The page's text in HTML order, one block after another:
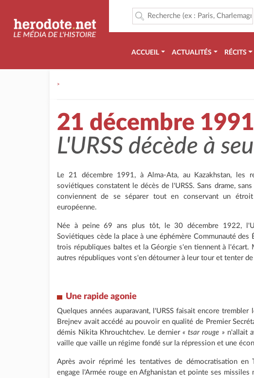
ACCUEIL ACTUALITÉS RÉCITS
>
21 décembre 1991
L'URSS décède à
Le 21 décembre 1991, à Alma-Ata, au Kazakhstan, les
soviétiques constatent le décès de l'URSS. Sans drame,
conviennent de se séparer tout en conservant un
européenne.
Née à peine 69 ans plus tôt, le 30 décembre 1922,
Soviétiques cède la place à une éphémère Communauté des
trois républiques baltes et la Géorgie s'en tiennent à l'écart.
autres républiques vont s'en détourner à leur tour et tenter
Une rapide agonie
Quelques années auparavant, l'URSS faisait encore
Brejnev avait accédé au pouvoir en qualité de Premier
démis Nikita Khrouchtchev. Le dernier« tsar rouge » n'allait
vaille que vaille un régime fondé sur la répression et une
Après avoir réprimé les tentatives de démocratisation en
engage l'Armée rouge en Afghanistan et pointe ses missiles